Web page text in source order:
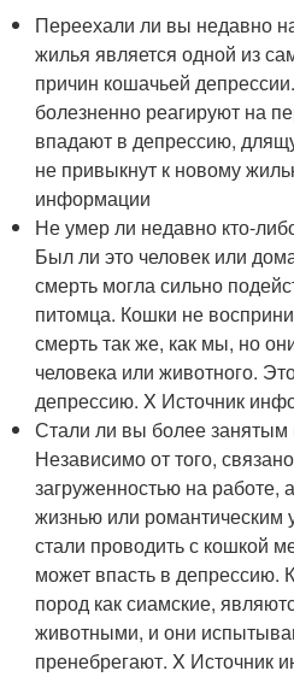
Переехали ли вы недавно
жилья является одной из
причин кошачьей
болезненно реагируют на
впадают в депрессию,
не привыкнут к новому
информации
Не умер ли недавно кто-
Был ли это человек или
смерть могла сильно
питомца. Кошки не
смерть так же, как мы, но
человека или животного.
депрессию. X Источник
Стали ли вы более
Независимо от того,
загруженностью на работе,
жизнью или романтическим
стали проводить с кошкой
может впасть в депрессию.
пород как сиамские,
животными, и они
пренебрегают. X Источник